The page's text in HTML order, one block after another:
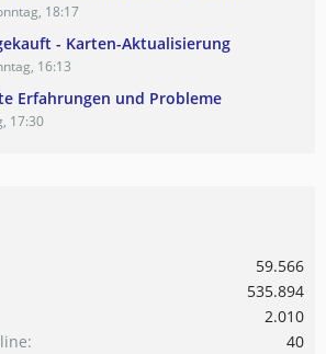
18:17
- Karten-Aktualisierung
16:13
Erfahrungen und Probleme
17:30
59.566
535.894
2.010
40